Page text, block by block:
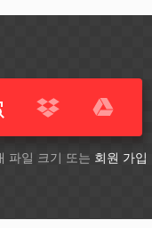
파일 크기 또는 회원 가입